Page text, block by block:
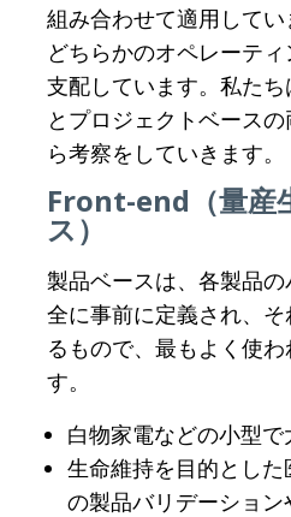
組み合わせて適用して
どちらかのオペレーテ
支配しています。私た
とプロジェクトベース
ら考察をしていきます。
Front-end（量産
ス）
製品ベースは、各製品
全に事前に定義され、
るもので、最もよく使
す。
白物家電などの小型
生命維持を目的とし
の製品バリデーショ